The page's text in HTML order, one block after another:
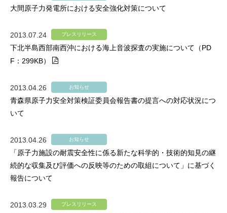
大間原子力発電所における安全強化対策について
2013.07.24 プレスリリース
下北半島西部南西沖における海上音波探査の実施について（PD
F：299KB）
2013.04.26 お知らせ
青森県原子力安全対策検証委員会報告書の提言への対応状況につ
いて
2013.04.26 お知らせ
「原子力施設の耐震安全性に係る新たな科学的・技術的知見の継
続的な収集及び評価への反映等のための取組について」に基づく
報告について
2013.03.29 プレスリリース